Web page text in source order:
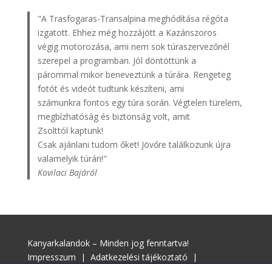
"A Trasfogaras-Transalpina meghódítása régóta
izgatott. Ehhez még hozzájött a Kazánszoros
végig motorozása, ami nem sok túraszervezőnél
szerepel a programban. Jól döntöttünk a
párommal mikor beneveztünk a túrára. Rengeteg
fotót és videót tudtunk készíteni, ami
számunkra fontos egy túra során. Végtelen türelem,
megbízhatóság és biztonság volt, amit
Zsolttól kaptunk!
Csak ajánlani tudom őket! Jövőre találkozunk újra
valamelyik túrán!"
Kovilaci Bajáról
Kanyarkalandok – Minden jog fenntartva!
Impresszum | Adatkezelési tájékoztató |